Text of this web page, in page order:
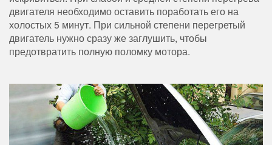
двигателя необходимо оставить поработать его на
холостых 5 минут. При сильной степени перегретый
двигатель нужно сразу же заглушить, чтобы
предотвратить полную поломку мотора.